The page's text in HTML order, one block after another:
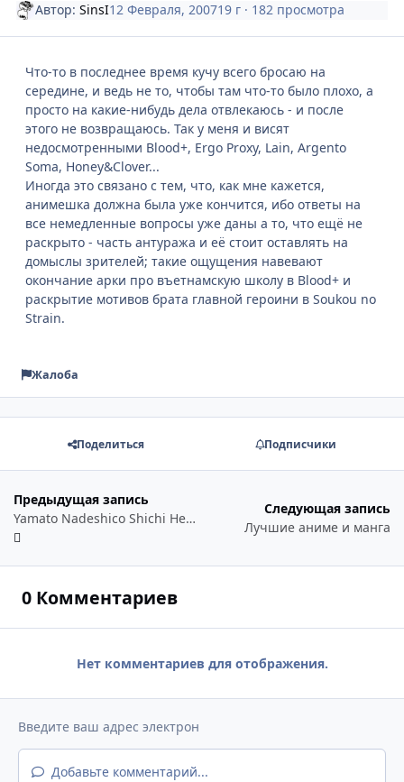
Автор:SinsI12 Февраля, 200719 г · 182 просмотра
Что-то в последнее время кучу всего бросаю на
середине, и ведь не то, чтобы там что-то было плохо, а
просто на какие-нибудь дела отвлекаюсь - и после
этого не возвращаюсь. Так у меня и висят
недосмотренными Blood+, Ergo Proxy, Lain, Argento
Soma, Honey&Clover...
Иногда это связано с тем, что, как мне кажется,
анимешка должна была уже кончится, ибо ответы на
все немедленные вопросы уже даны а то, что ещё не
раскрыто - часть антуража и её стоит оставлять на
домыслы зрителей; такие ощущения навевают
окончание арки про въетнамскую школу в Blood+ и
раскрытие мотивов брата главной героини в Soukou no
Strain.
Жалоба
Поделиться Подписчики
Предыдущая запись
Yamato Nadeshico Shichi Henge - так, как надо!
Следующая запись
Лучшие аниме и манга
0 Комментариев
Нет комментариев для отображения.
Добавьте комментарий...